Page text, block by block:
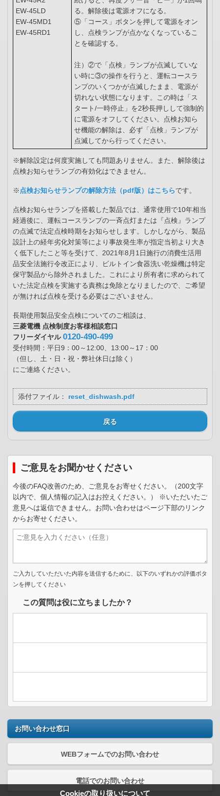
Cookieの取り扱いについて
EW-45LD
EW-45MD1
EW-45RD1
る。解除後は電源オフになる。
⑤「コース」ボタンを押して電源をオン
し、点検ランプが点かなくなっているこ
とを確認する。
注）②で「点検」ランプが点滅していな
い時に③の操作を行うと、運転コースラ
ンプのいくつかが点滅したまま、電源が
切れない状態になります。この時は「ス
タート/一時停止」を2秒長押しして強制的
に電源をオフしてください。点検お知ら
せ機能の解除は、必ず「点検」ランプが
点滅してから行ってください。
※解除設定は何度実施しても問題ありません。また、解除後は
点検お知らせランプの有効化はできません。
※点検お知らせランプの解除方法（pdf版）はこちらです。
点検お知らせランプを搭載した製品では、通常使用で10年相当
経過後に、運転コースランプの一斉点灯または『点検』ランプ
の点滅で法定点検時期をお知らせします。しかしながら、製品
設計上の経年劣化対策等により事故発生率が指定当初より大き
く低下したこと等を受けて、2021年8月1日施行の消費生活用
品安全法施行令改正により、ビルトイン食器洗い乾燥機は特定
保守製品から除外されました。これにより所有者に求められて
いた法定点検を実施する責務は免除となりましたので、ご希望
が無ければ点検を受ける必要はございません。
長期使用製品安全点検についてのご相談は、
三菱電機 点検制度お客様相談窓口
フリーダイヤル0120-490-499
受付時間：平日9：00～12:00、13:00～17：00
（但し、土・日・祝・弊社休日は除く）
にご連絡ください。
添付ファイル： reset_dishwash.pdf
戻る
ご意見をお聞かせください
今後のFAQ改善のため、ご意見をお寄せください。（200文字
以内で、個人情報の記入はお控えください。） ※いただいたご
意見へは返信できません。お問い合わせはページ下部のリンク
からお寄せください。
ご入力していただいた内容を送信するために、以下のいずれかの評価ボタ
ンを押してください
この質問は役に立ちましたか？
お問い合わせ窓口
WEBフォームでのお問い合わせ
電話でのお問い合わせ